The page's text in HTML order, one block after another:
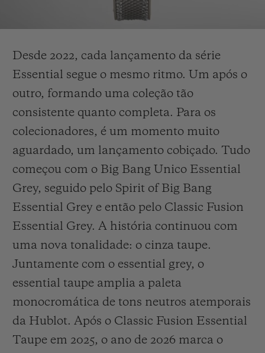
Desde 2022, cada lançamento da série
Essential segue o mesmo ritmo. Um após o
outro, formando uma coleção tão
consistente quanto completa. Para os
colecionadores, é um momento muito
aguardado, um lançamento cobiçado. Tudo
começou com o Big Bang Unico Essential
Grey, seguido pelo Spirit of Big Bang
Essential Grey e então pelo Classic Fusion
Essential Grey. A história continuou com
uma nova tonalidade: o cinza taupe.
Juntamente com o essential grey, o
essential taupe amplia a paleta
monocromática de tons neutros atemporais
da Hublot. Após o Classic Fusion Essential
Taupe em 2025, o ano de 2026 marca o